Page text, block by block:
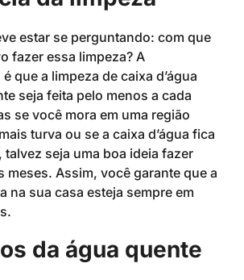
estar se perguntando: com que
fazer essa limpeza? A
que a limpeza de caixa d’água
seja feita pelo menos a cada
se você mora em uma região
turva ou se a caixa d’água fica
seja uma boa ideia fazer
meses. Assim, você garante que a
na sua casa esteja sempre em
da água quente